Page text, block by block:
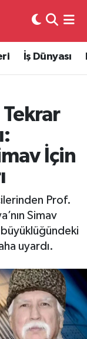
İş Dünyası
İçin
Prof.
Simav
uyardı.